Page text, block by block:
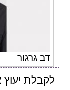
דב גרגור
לקבלת יעוץ